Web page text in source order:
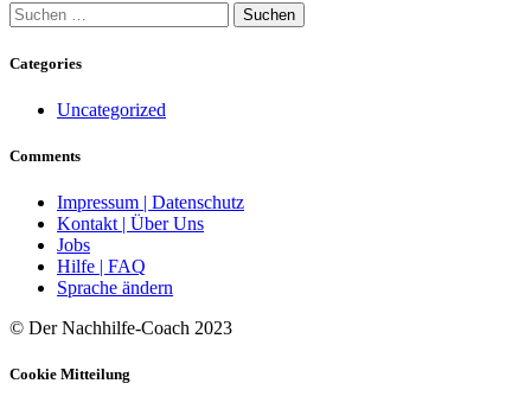
Suchen
nach:
Categories
Uncategorized
Comments
Impressum | Datenschutz
Kontakt | Über Uns
Jobs
Hilfe | FAQ
Sprache ändern
© Der Nachhilfe-Coach 2023
Cookie Mitteilung